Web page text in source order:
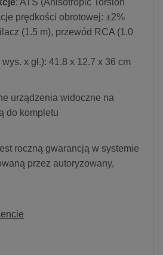
prędkości obrotowej: ±2%
(1.5 m), przewód RCA (1.0
wys. x gł.): 41.8 x 12.7 x 36 cm
urządzenia widoczne na
do kompletu
roczną gwarancją w systemie
przez autoryzowany,